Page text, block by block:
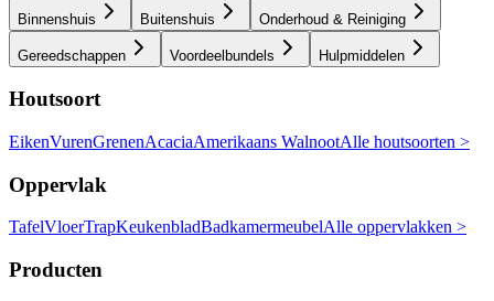
Binnenshuis Buitenshuis Onderhoud & Reiniging
Gereedschappen Voordeelbundels Hulpmiddelen
Houtsoort
EikenVurenGrenenAcaciaAmerikaans WalnootAlle houtsoorten >
Oppervlak
TafelVloerTrapKeukenbladBadkamermeubelAlle oppervlakken >
Producten